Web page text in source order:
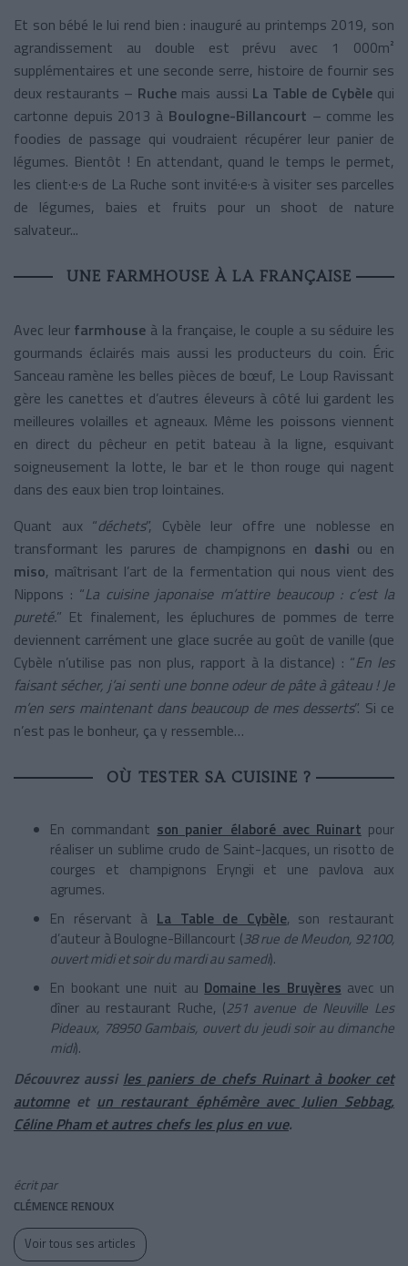
Et son bébé le lui rend bien : inauguré au printemps 2019, son
agrandissement au double est prévu avec 1 000m²
supplémentaires et une seconde serre, histoire de fournir ses
deux restaurants – Ruche mais aussi La Table de Cybèle qui
cartonne depuis 2013 à Boulogne-Billancourt – comme les
foodies de passage qui voudraient récupérer leur panier de
légumes. Bientôt ! En attendant, quand le temps le permet,
les client·e·s de La Ruche sont invité·e·s à visiter ses parcelles
de légumes, baies et fruits pour un shoot de nature
salvateur...
UNE FARMHOUSE À LA FRANÇAISE
Avec leur farmhouse à la française, le couple a su séduire les
gourmands éclairés mais aussi les producteurs du coin. Éric
Sanceau ramène les belles pièces de bœuf, Le Loup Ravissant
gère les canettes et d’autres éleveurs à côté lui gardent les
meilleures volailles et agneaux. Même les poissons viennent
en direct du pêcheur en petit bateau à la ligne, esquivant
soigneusement la lotte, le bar et le thon rouge qui nagent
dans des eaux bien trop lointaines.
Quant aux “déchets”, Cybèle leur offre une noblesse en
transformant les parures de champignons en dashi ou en
miso, maîtrisant l’art de la fermentation qui nous vient des
Nippons : “La cuisine japonaise m’attire beaucoup : c’est la
pureté.” Et finalement, les épluchures de pommes de terre
deviennent carrément une glace sucrée au goût de vanille (que
Cybèle n’utilise pas non plus, rapport à la distance) : “En les
faisant sécher, j’ai senti une bonne odeur de pâte à gâteau ! Je
m’en sers maintenant dans beaucoup de mes desserts”. Si ce
n’est pas le bonheur, ça y ressemble…
OÙ TESTER SA CUISINE ?
En commandant son panier élaboré avec Ruinart pour
réaliser un sublime crudo de Saint-Jacques, un risotto de
courges et champignons Eryngii et une pavlova aux
agrumes.
En réservant à La Table de Cybèle, son restaurant
d’auteur à Boulogne-Billancourt (38 rue de Meudon, 92100,
ouvert midi et soir du mardi au samedi).
En bookant une nuit au Domaine les Bruyères avec un
dîner au restaurant Ruche, (251 avenue de Neuville Les
Pideaux, 78950 Gambais, ouvert du jeudi soir au dimanche
midi).
Découvrez aussi les paniers de chefs Ruinart à booker cet
automneet un restaurant éphémère avec Julien Sebbag,
Céline Pham et autres chefs les plus en vue.
écrit par
CLÉMENCE RENOUX
Voir tous ses articles